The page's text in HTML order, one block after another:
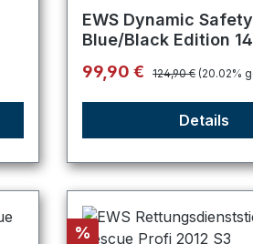
4.8 von 5 SternenDurchschnittliche
EWS Dynamic
Blue/Black Edition
Verkaufspreis:
99,90 € Regulärer Preis:
124,90 € (20.02%
Details
Rabatt
%